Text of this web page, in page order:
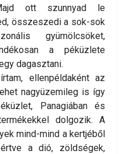
ott szunnyad le
összeszedi a sok-sok
gyümölcsöket,
a péküzlete
dagasztani.
ellenpéldaként az
nagyüzemileg is így
Panagiában és
dolgozik. A
mind-mind a kertjéből
a dió, zöldségek,